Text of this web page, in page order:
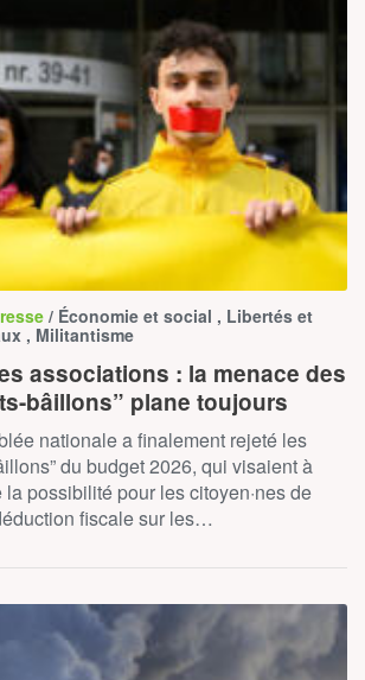
/ Économie et social , Libertés et
, Militantisme
associations : la menace des
bâillons” plane toujours
nationale a finalement rejeté les
du budget 2026, qui visaient à
la possibilité pour les citoyen·nes de
fiscale sur les…